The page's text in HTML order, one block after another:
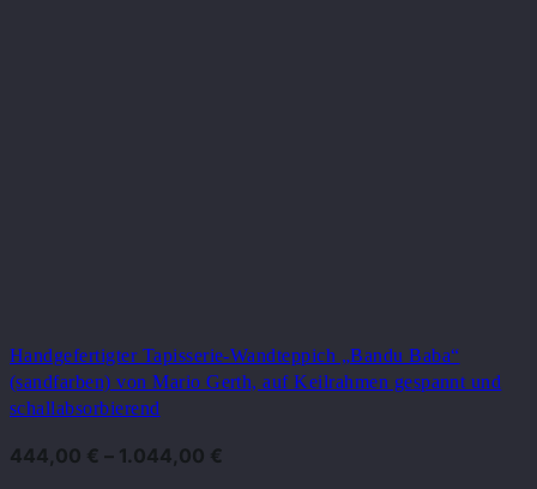
Handgefertigter Tapisserie-Wandteppich „Bandu Baba“
(sandfarben) von Mario Gerth, auf Keilrahmen gespannt und
schallabsorbierend
444,00 € – 1.044,00 €